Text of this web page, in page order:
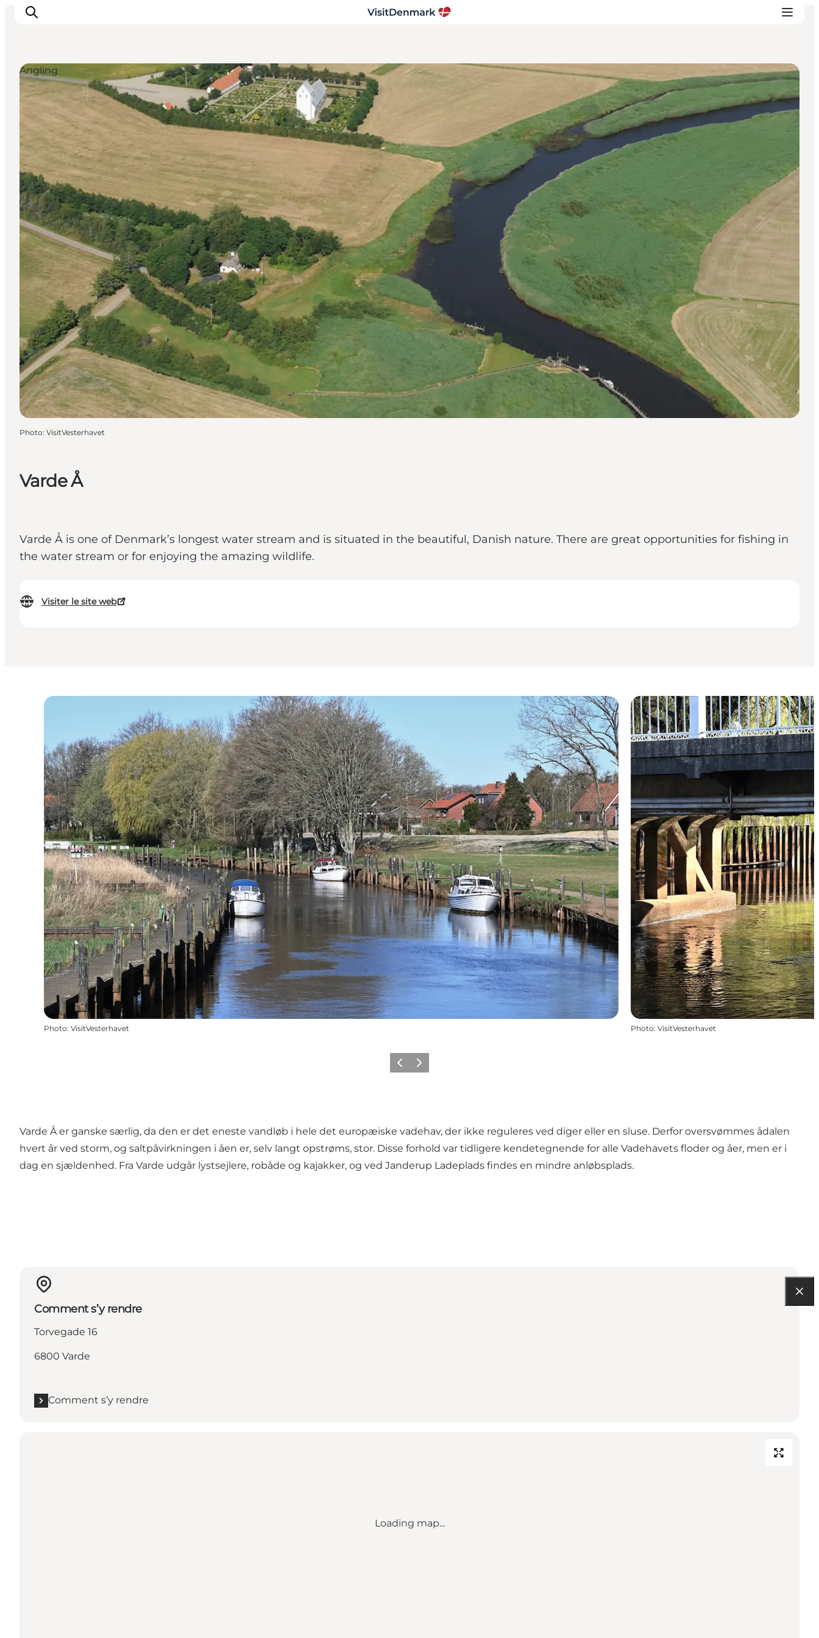
Inspirations
Destinations
Quoi faire
Hébergements
Planifiez votre voyage
Varde Å
Varde Å is one of Denmark’s longest water stream and is situated in the beautiful, Danish nature. There are great opportunities for fishing in
the water stream or for enjoying the amazing wildlife.
Visiter le site web
Angling
Photo: VisitVesterhavet
Photo: VisitVesterhavet Photo: VisitVesterhavet
PrécédentSuivant
Varde Å er ganske særlig, da den er det eneste vandløb i hele det europæiske vadehav, der ikke reguleres ved diger eller en sluse. Derfor oversvømmes ådalen
hvert år ved storm, og saltpåvirkningen i åen er, selv langt opstrøms, stor. Disse forhold var tidligere kendetegnende for alle Vadehavets floder og åer, men er i
dag en sjældenhed. Fra Varde udgår lystsejlere, robåde og kajakker, og ved Janderup Ladeplads findes en mindre anløbsplads.
Comment s’y rendre
Torvegade 16
6800 Varde
Comment s’y rendre
Loading map...